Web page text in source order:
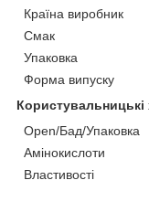
Країна виробник
Смак
Упаковка
Форма випуску
Користувальницькі
Open/Бад/Упаковка
Амінокислоти
Властивості